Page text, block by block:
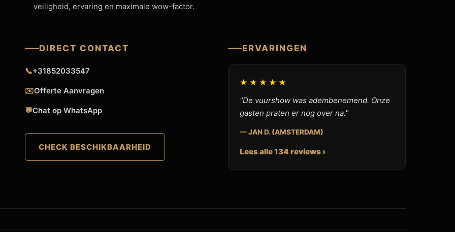
veiligheid, ervaring en maximale wow-factor.
DIRECT CONTACT
📞+31852033547
✉️Offerte Aanvragen
💬Chat op WhatsApp
CHECK BESCHIKBAARHEID
ERVARINGEN
★★★★★
"De vuurshow was adembenemend. Onze
gasten praten er nog over na."
— JAN D. (AMSTERDAM)
Lees alle 134 reviews ›